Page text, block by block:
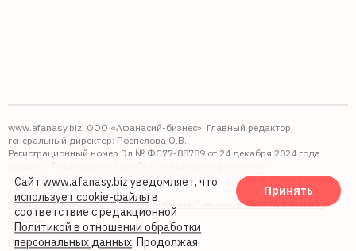
www.afanasy.biz. ООО «Афанасий-бизнес». Главный редактор,
генеральный директор: Поспелова О.В.
Регистрационный номер Эл № ФС77-88789 от 24 декабря 2024 года
Выдано: Федеральная служба по надзору в сфере связи,
информационных технологий и массовых коммуникаций (Роскомнадзор).
Правопреемником АО "Афанасий-бизнес" является ООО "Афанасий-
бизнес"
Политика обработки файлов cookie
Сайт www.afanasy.biz уведомляет, что
использует cookie-файлы в
соответствие с редакционной
Политикой в отношении обработки
персональных данных. Продолжая
Принять